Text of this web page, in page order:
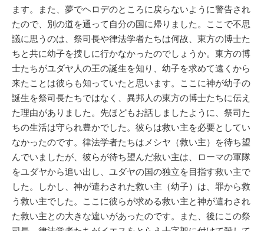
ます。また、夢でヘロデのところに戻らないように警告され
たので、別の道を通って自分の国に帰りました。ここで不思
議に思うのは、祭司長や律法学者たちは何故、東方の博士た
ちと共に幼子を捜しに行かなかったのでしょうか。東方の博
士たちがユダヤ人の王の誕生を知り、幼子を求めて遠くから
来たことは彼らも知っていたと思います。ここに神が幼子の
誕生を祭司長たちではなく、異邦人の東方の博士たちに伝え
た理由がありました。先ほどもお話しましたように、祭司た
ちの生活は守られ豊かでした。彼らは救い主を必要としてい
なかったのです。律法学者たちはメシヤ（救い主）を待ち望
んでいましたが、彼らが待ち望んだ救い主は、ローマの軍隊
をユダヤから追い出し、ユダヤの国の独立を目指す救い主で
した。しかし、神が遣わされた救い主（幼子）は、罪から救
う救い主でした。ここに彼らが求める救い主と神が遣わされ
た救い主との大きな違いがあったのです。また、後にこの祭